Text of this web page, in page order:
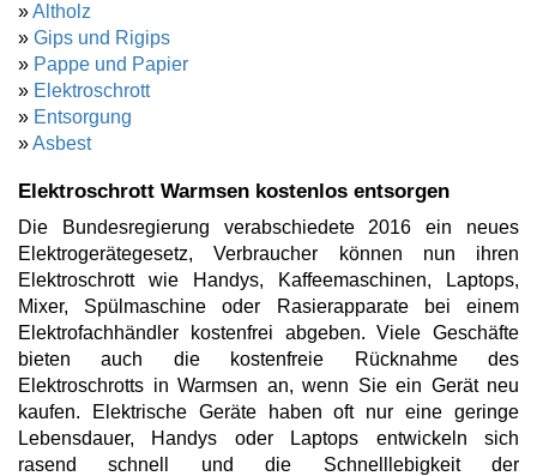
»Altholz
» Gips und Rigips
» Pappe und Papier
» Elektroschrott
» Entsorgung
»Asbest
Elektroschrott Warmsen kostenlos entsorgen
Die Bundesregierung verabschiedete 2016 ein neues
Elektrogerätegesetz, Verbraucher können nun ihren
Elektroschrott wie Handys, Kaffeemaschinen, Laptops,
Mixer, Spülmaschine oder Rasierapparate bei einem
Elektrofachhändler kostenfrei abgeben. Viele Geschäfte
bieten auch die kostenfreie Rücknahme des
Elektroschrotts in Warmsen an, wenn Sie ein Gerät neu
kaufen. Elektrische Geräte haben oft nur eine geringe
Lebensdauer, Handys oder Laptops entwickeln sich
rasend schnell und die Schnelllebigkeit der